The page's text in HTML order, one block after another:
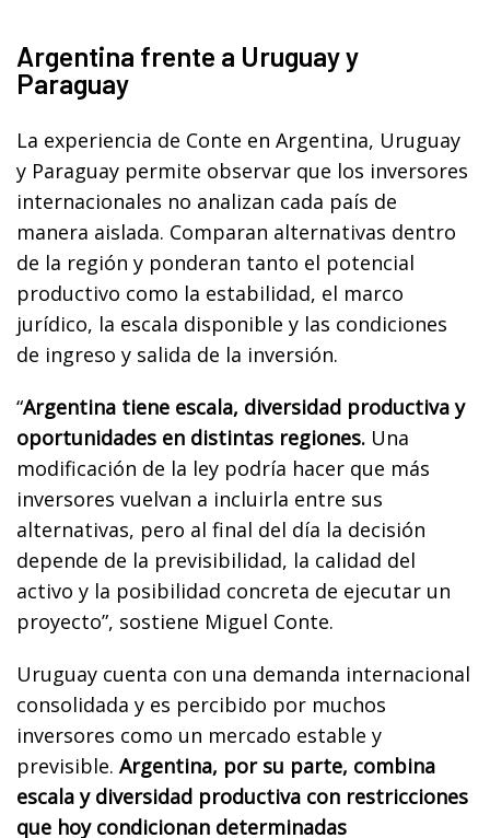
Argentina frente a Uruguay y
Paraguay
La experiencia de Conte en Argentina, Uruguay
y Paraguay permite observar que los inversores
internacionales no analizan cada país de
manera aislada. Comparan alternativas dentro
de la región y ponderan tanto el potencial
productivo como la estabilidad, el marco
jurídico, la escala disponible y las condiciones
de ingreso y salida de la inversión.
“Argentina tiene escala, diversidad productiva y
oportunidades en distintas regiones. Una
modificación de la ley podría hacer que más
inversores vuelvan a incluirla entre sus
alternativas, pero al final del día la decisión
depende de la previsibilidad, la calidad del
activo y la posibilidad concreta de ejecutar un
proyecto”, sostiene Miguel Conte.
Uruguay cuenta con una demanda internacional
consolidada y es percibido por muchos
inversores como un mercado estable y
previsible. Argentina, por su parte, combina
escala y diversidad productiva con restricciones
que hoy condicionan determinadas